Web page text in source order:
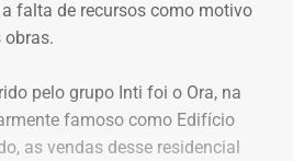
falta de recursos como motivo
obras.
pelo grupo Inti foi o Ora, na
famoso como Edifício
as vendas desse residencial